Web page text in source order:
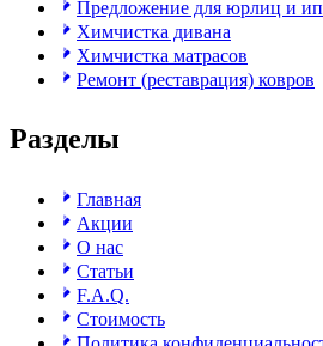
Предложение для юрлиц и ип
Химчистка дивана
Химчистка матрасов
Ремонт (реставрация) ковров
Разделы
Главная
Акции
О нас
Статьи
F.A.Q.
Стоимость